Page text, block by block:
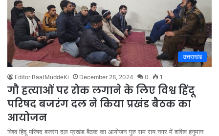
उत्तराखंड
Editor BaatMuddeKi December 28, 2024 0 1
गौ हत्याओं पर रोक लगाने के लिए विश्व हिंदू
परिषद बजरंग दल ने किया प्रखंड बैठक का
आयोजन
विश्व हिंदू परिषद बजरंग दल प्रखंड बैठक का आयोजन गुरु राम राय नगर में शशिव हनुमान